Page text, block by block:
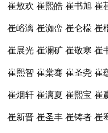
崔敖欢 崔熙皓 崔书旭 崔
崔峪漓 崔洳峦 崔仑檬 崔
崔展光 崔澜矿 崔敬寒 崔
崔熙智 崔棠骞 崔圣尧 崔
崔烟轩 崔漓夏 崔熙宝 崔
崔新晋 崔圣丰 崔铸者 崔